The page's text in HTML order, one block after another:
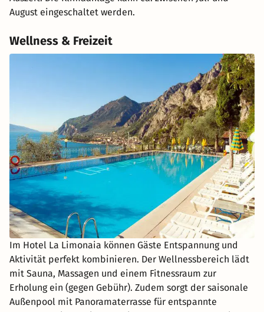
August eingeschaltet werden.
Wellness & Freizeit
Im Hotel La Limonaia können Gäste Entspannung und
Aktivität perfekt kombinieren. Der Wellnessbereich lädt
mit Sauna, Massagen und einem Fitnessraum zur
Erholung ein (gegen Gebühr). Zudem sorgt der saisonale
Außenpool mit Panoramaterrasse für entspannte